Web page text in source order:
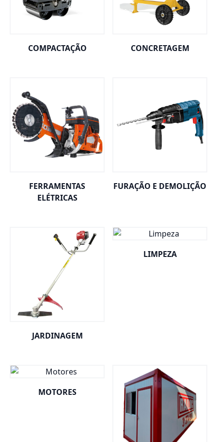
COMPACTAÇÃO CONCRETAGEM
FERRAMENTAS
ELÉTRICAS
FURAÇÃO E DEMOLIÇÃO
JARDINAGEM
LIMPEZA
MOTORES